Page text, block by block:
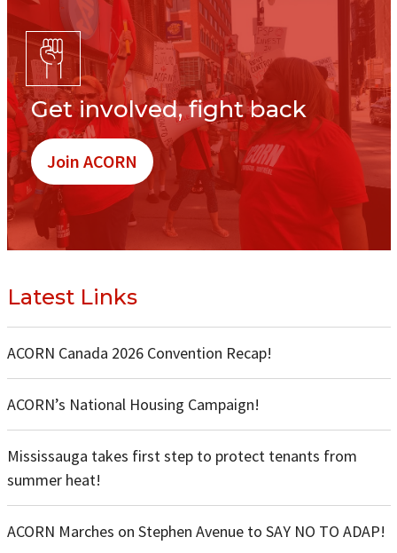
Get involved, fight back
Join ACORN
Latest Links
ACORN Canada 2026 Convention Recap!
ACORN’s National Housing Campaign!
Mississauga takes first step to protect tenants from
summer heat!
ACORN Marches on Stephen Avenue to SAY NO TO ADAP!